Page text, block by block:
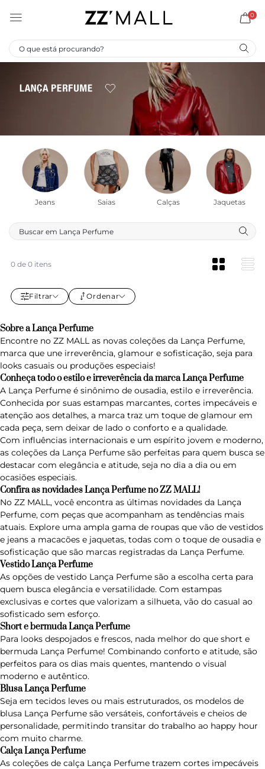
0
Jeans Saias Calças Jaquetas
0 de 0 itens
Filtrar Ordenar
Sobre a Lança Perfume
Encontre no ZZ MALL as novas coleções da Lança Perfume,
marca que une irreverência, glamour e sofisticação, seja para
looks casuais ou produções especiais!
Conheça todo o estilo e irreverência da marca Lança Perfume
A Lança Perfume é sinônimo de ousadia, estilo e irreverência.
Conhecida por suas estampas marcantes, cortes impecáveis e
atenção aos detalhes, a marca traz um toque de glamour em
cada peça, sem deixar de lado o conforto e a qualidade.
Com influências internacionais e um espírito jovem e moderno,
as coleções da Lança Perfume são perfeitas para quem busca se
destacar com elegância e atitude, seja no dia a dia ou em
ocasiões especiais.
Confira as novidades Lança Perfume no ZZ MALL!
No ZZ MALL, você encontra as últimas novidades da Lança
Perfume, com peças que acompanham as tendências mais
atuais. Explore uma ampla gama de roupas que vão de vestidos
e jeans a macacões e jaquetas, todas com o toque de ousadia e
sofisticação que são marcas registradas da Lança Perfume.
Vestido Lança Perfume
As opções de vestido Lança Perfume são a escolha certa para
quem busca elegância e versatilidade. Com estampas
exclusivas e cortes que valorizam a silhueta, vão do casual ao
sofisticado sem esforço.
Short e bermuda Lança Perfume
Para looks despojados e frescos, nada melhor do que short e
bermuda Lança Perfume! Combinando conforto e atitude, são
perfeitos para os dias mais quentes, mantendo o visual
moderno e autêntico.
Blusa Lança Perfume
Seja em tecidos leves ou mais estruturados, os modelos de
blusa Lança Perfume são versáteis, confortáveis e cheios de
personalidade, permitindo transitar do trabalho ao happy hour
com muito charme.
Calça Lança Perfume
As coleções de calça Lança Perfume trazem cortes impecáveis